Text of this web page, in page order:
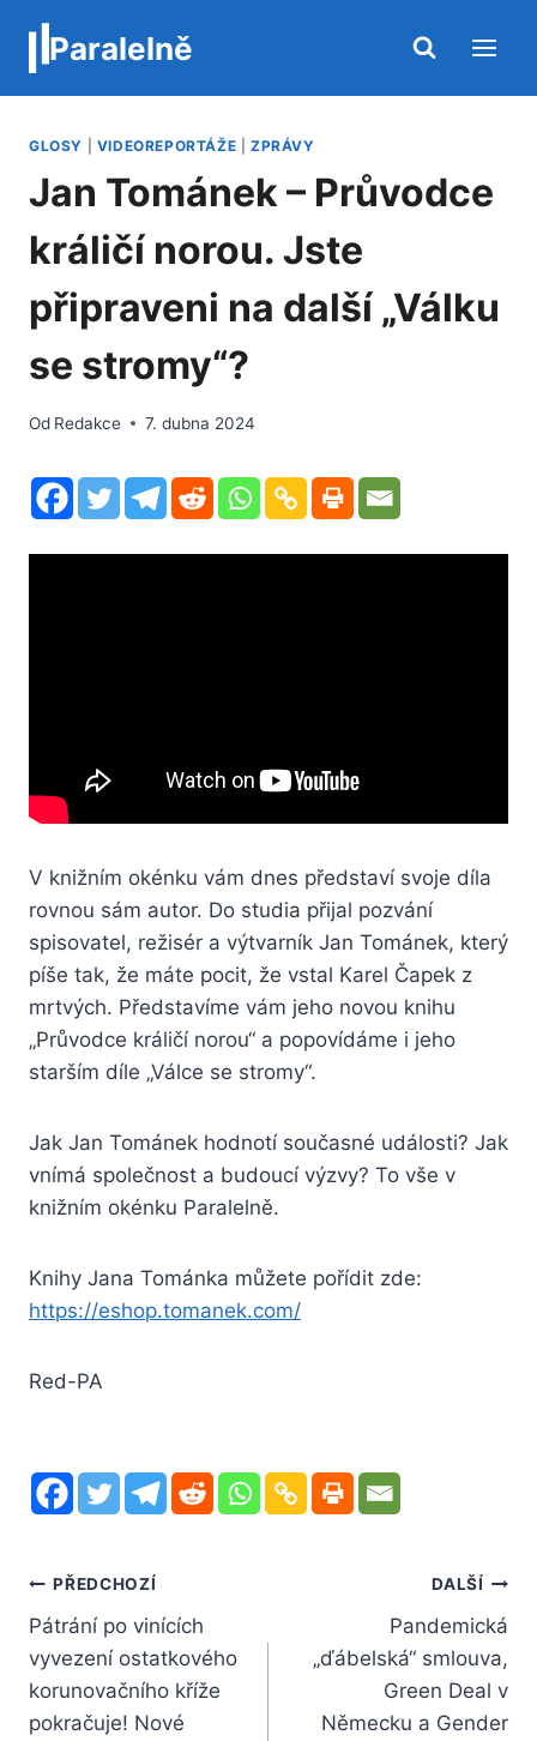
obsah
Paralelně
GLOSY VIDEOREPORTÁŽE ZPRÁVY
Jan Tománek – Průvodce
králičí norou. Jste
připraveni na další „Válku
se stromy“?
Od Redakce 7. dubna 2024
V knižním okénku vám dnes představí svoje díla
rovnou sám autor. Do studia přijal pozvání
spisovatel, režisér a výtvarník Jan Tománek, který
píše tak, že máte pocit, že vstal Karel Čapek z
mrtvých. Představíme vám jeho novou knihu
„Průvodce králičí norou“ a popovídáme i jeho
starším díle „Válce se stromy“.
Jak Jan Tománek hodnotí současné události? Jak
vnímá společnost a budoucí výzvy? To vše v
knižním okénku Paralelně.
Knihy Jana Tománka můžete pořídit zde:
https://eshop.tomanek.com/
Red-PA
Navigace
pro
příspěvek
PŘEDCHOZÍ
Pátrání po vinících
vyvezení ostatkového
korunovačního kříže
pokračuje! Nové
DALŠÍ
Pandemická
„ďábelská“ smlouva,
Green Deal v
Německu a Gender